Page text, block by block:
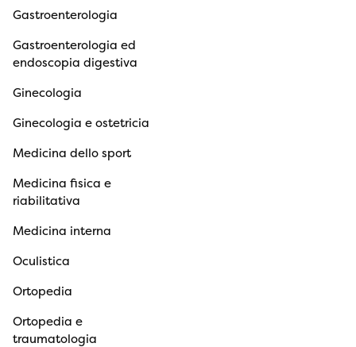
Gastroenterologia
Gastroenterologia ed
endoscopia digestiva
Ginecologia
Ginecologia e ostetricia
Medicina dello sport
Medicina fisica e
riabilitativa
Medicina interna
Oculistica
Ortopedia
Ortopedia e
traumatologia